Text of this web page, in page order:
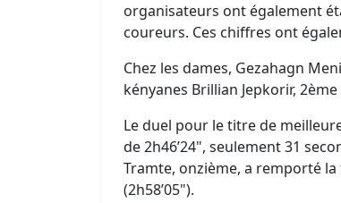
organisateurs ont également
coureurs. Ces chiffres ont
Chez les dames, Gezahagn
kényanes Brillian Jepkorir, 2ème
Le duel pour le titre de
de 2h46’24", seulement 31
Tramte, onzième, a remporté
(2h58’05").